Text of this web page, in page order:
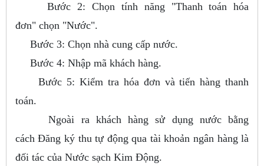
Bước 2: Chọn tính năng "Thanh toán hóa
đơn" chọn "Nước".
Bước 3: Chọn nhà cung cấp nước.
Bước 4: Nhập mã khách hàng.
Bước 5: Kiểm tra hóa đơn và tiến hàng thanh
toán.
Ngoài ra khách hàng sử dụng nước bằng
cách Đăng ký thu tự động qua tài khoản ngân hàng là
đối tác của Nước sạch Kim Động.